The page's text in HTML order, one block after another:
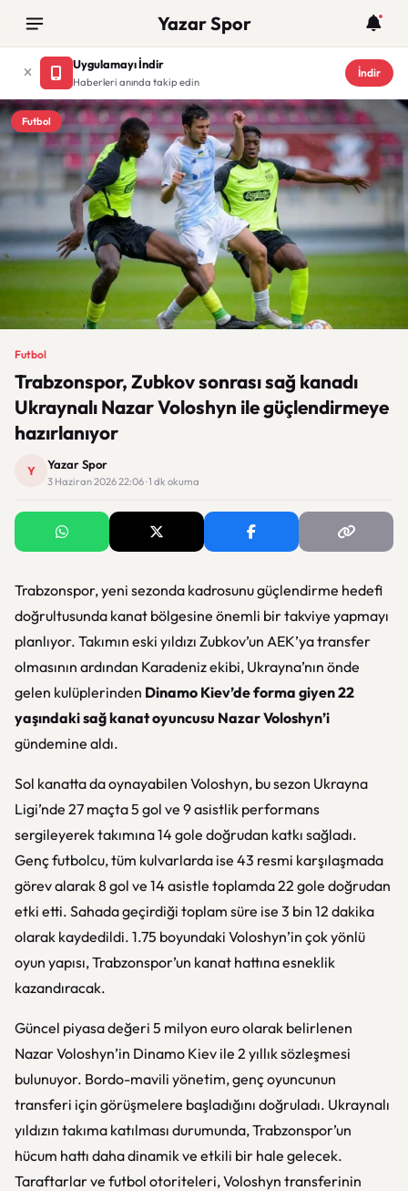
Yazar Spor
Uygulamayı İndir
Haberleri anında takip edin
İndir
Futbol
Futbol
Trabzonspor, Zubkov sonrası sağ kanadı
Ukraynalı Nazar Voloshyn ile güçlendirmeye
hazırlanıyor
Y Yazar Spor
3 Haziran 2026 22:06 · 1 dk okuma
Trabzonspor, yeni sezonda kadrosunu güçlendirme hedefi
doğrultusunda kanat bölgesine önemli bir takviye yapmayı
planlıyor. Takımın eski yıldızı Zubkov’un AEK’ya transfer
olmasının ardından Karadeniz ekibi, Ukrayna’nın önde
gelen kulüplerinden Dinamo Kiev’de forma giyen 22
yaşındaki sağ kanat oyuncusu Nazar Voloshyn’i
gündemine aldı.
Sol kanatta da oynayabilen Voloshyn, bu sezon Ukrayna
Ligi’nde 27 maçta 5 gol ve 9 asistlik performans
sergileyerek takımına 14 gole doğrudan katkı sağladı.
Genç futbolcu, tüm kulvarlarda ise 43 resmi karşılaşmada
görev alarak 8 gol ve 14 asistle toplamda 22 gole doğrudan
etki etti. Sahada geçirdiği toplam süre ise 3 bin 12 dakika
olarak kaydedildi. 1.75 boyundaki Voloshyn’in çok yönlü
oyun yapısı, Trabzonspor’un kanat hattına esneklik
kazandıracak.
Güncel piyasa değeri 5 milyon euro olarak belirlenen
Nazar Voloshyn’in Dinamo Kiev ile 2 yıllık sözleşmesi
bulunuyor. Bordo-mavili yönetim, genç oyuncunun
transferi için görüşmelere başladığını doğruladı. Ukraynalı
yıldızın takıma katılması durumunda, Trabzonspor’un
hücum hattı daha dinamik ve etkili bir hale gelecek.
Taraftarlar ve futbol otoriteleri, Voloshyn transferinin